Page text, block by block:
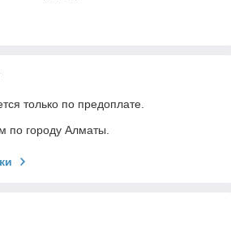
только по предоплате.
по городу Алматы.